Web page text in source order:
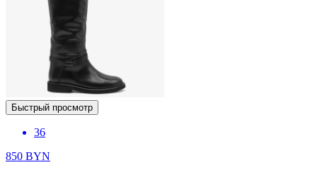
Быстрый просмотр
36
850 BYN